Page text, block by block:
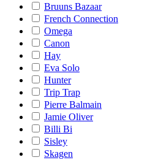
Bruuns Bazaar
French Connection
Omega
Canon
Hay
Eva Solo
Hunter
Trip Trap
Pierre Balmain
Jamie Oliver
Billi Bi
Sisley
Skagen